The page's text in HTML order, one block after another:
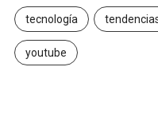
tecnología
youtube